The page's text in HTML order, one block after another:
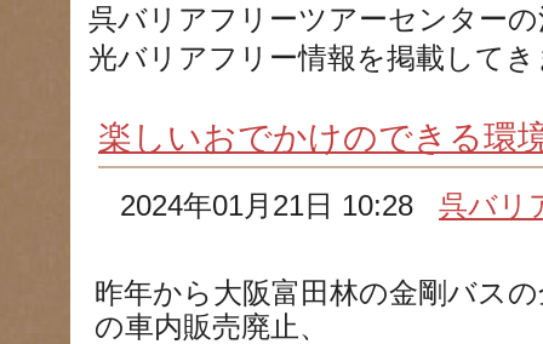
呉バリアフリーツアーセンター
光バリアフリー情報を掲載して
楽しいおでかけのできる環
2024年01月21日 10:28呉バリ
昨年から大阪富田林の金剛バス
の車内販売廃止、